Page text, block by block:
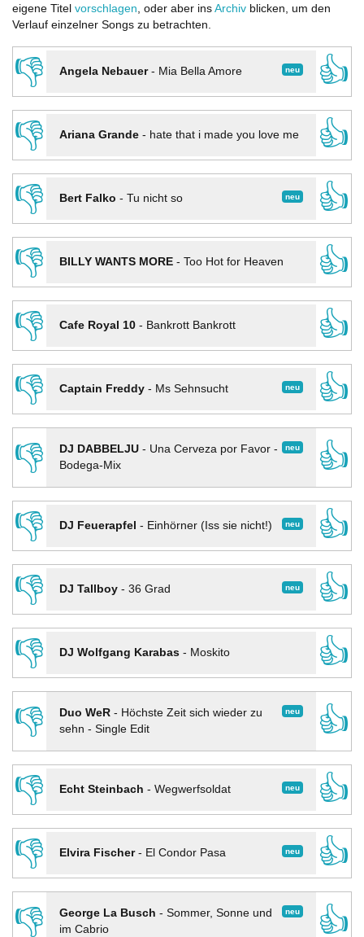
eigene Titel vorschlagen, oder aber ins Archiv blicken, um den
Verlauf einzelner Songs zu betrachten.
👎 neu
Angela Nebauer- Mia Bella Amore
👍
👎
Ariana Grande- hate that i made you love me
👍
👎
neu
Bert Falko - Tu nicht so
👍
👎
BILLY WANTS MORE- Too Hot for Heaven
👍
👎
Cafe Royal 10- Bankrott Bankrott
👍
👎
neu
Captain Freddy- Ms Sehnsucht
👍
👎
neu
DJ DABBELJU- Una Cerveza por Favor -
Bodega-Mix
👍
👎
neu
DJ Feuerapfel - Einhörner (Iss sie nicht!)
👍
👎
neu
DJ Tallboy- 36 Grad
👍
👎
DJ Wolfgang Karabas- Moskito
👍
👎
neu
Duo WeR- Höchste Zeit sich wieder zu
sehn - Single Edit
👍
👎
neu
Echt Steinbach - Wegwerfsoldat
👍
👎
neu
Elvira Fischer- El Condor Pasa
👍
👎
neu
George La Busch - Sommer, Sonne und
im Cabrio
👍